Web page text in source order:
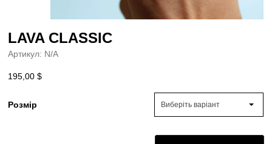
LAVA CLASSIC
Артикул: N/A
195,00$
Розмір Виберіть варіант